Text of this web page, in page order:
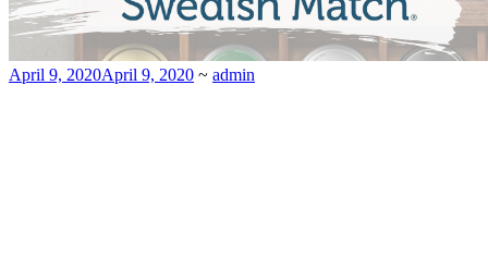
April 9, 2020April 9, 2020 ~ admin